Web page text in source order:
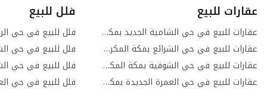
عقارات للبيع
عقارات للبيع في حي الشامية الجديد بمكة المكرمة
عقارات للبيع في حي الشرائع بمكة المكرمة
عقارات للبيع في حي الشوقية بمكة المكرمة
عقارات للبيع في حي العمرة الجديدة بمكة المكرمة
فلل للبيع
فلل للبيع في حي
فلل للبيع في حي
فلل للبيع في حي